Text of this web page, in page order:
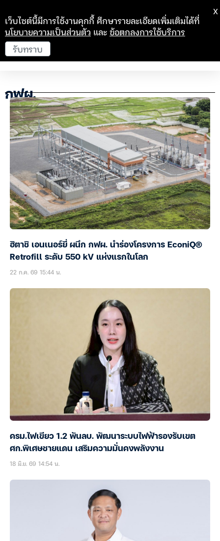
กฟผ.
ฮิตาชิ เอนเนอร์ยี่ ผนึก กฟผ. นำร่องโครงการ EconiQ®
Retrofill ระดับ 550 kV แห่งแรกในโลก
22 ก.ค. 69 15:44 น.
ครม.ไฟเขียว 1.2 พันลบ. พัฒนาระบบไฟฟ้ารองรับเขต
ศก.พิเศษชายแดน เสริมความมั่นคงพลังงาน
18 มิ.ย. 69 14:54 น.
เว็บไซต์นี้มีการใช้งานคุกกี้ ศึกษารายละเอียดเพิ่มเติมได้ที่
นโยบายความเป็นส่วนตัว และข้อตกลงการใช้บริการ
รับทราบ
X